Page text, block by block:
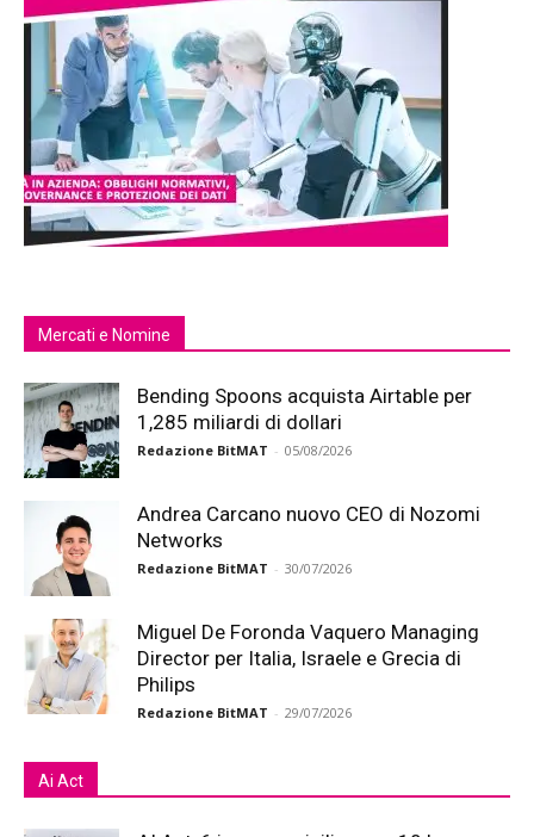
Mercati e Nomine
Bending Spoons acquista Airtable per
1,285 miliardi di dollari
Redazione BitMAT - 05/08/2026
Andrea Carcano nuovo CEO di Nozomi
Networks
Redazione BitMAT - 30/07/2026
Miguel De Foronda Vaquero Managing
Director per Italia, Israele e Grecia di
Philips
Redazione BitMAT - 29/07/2026
Ai Act